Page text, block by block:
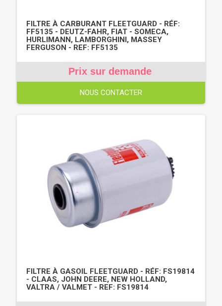
FILTRE À CARBURANT FLEETGUARD - RÉF:
FF5135 - DEUTZ-FAHR, FIAT - SOMECA,
HURLIMANN, LAMBORGHINI, MASSEY
FERGUSON - REF: FF5135
Prix sur demande
NOUS CONTACTER
FILTRE À GASOIL FLEETGUARD - RÉF: FS19814
- CLAAS, JOHN DEERE, NEW HOLLAND,
VALTRA / VALMET - REF: FS19814